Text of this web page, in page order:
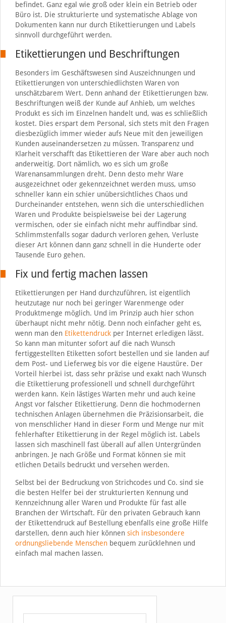
befindet. Ganz egal wie groß oder klein ein Betrieb oder
Büro ist. Die strukturierte und systematische Ablage von
Dokumenten kann nur durch Etikettierungen und Labels
sinnvoll durchgeführt werden.
Etikettierungen und Beschriftungen
Besonders im Geschäftswesen sind Auszeichnungen und
Etikettierungen von unterschiedlichsten Waren von
unschätzbarem Wert. Denn anhand der Etikettierungen bzw.
Beschriftungen weiß der Kunde auf Anhieb, um welches
Produkt es sich im Einzelnen handelt und, was es schließlich
kostet. Dies erspart dem Personal, sich stets mit den Fragen
diesbezüglich immer wieder aufs Neue mit den jeweiligen
Kunden auseinandersetzen zu müssen. Transparenz und
Klarheit verschafft das Etikettieren der Ware aber auch noch
anderweitig. Dort nämlich, wo es sich um große
Warenansammlungen dreht. Denn desto mehr Ware
ausgezeichnet oder gekennzeichnet werden muss, umso
schneller kann ein schier unübersichtliches Chaos und
Durcheinander entstehen, wenn sich die unterschiedlichen
Waren und Produkte beispielsweise bei der Lagerung
vermischen, oder sie einfach nicht mehr auffindbar sind.
Schlimmstenfalls sogar dadurch verloren gehen, Verluste
dieser Art können dann ganz schnell in die Hunderte oder
Tausende Euro gehen.
Fix und fertig machen lassen
Etikettierungen per Hand durchzuführen, ist eigentlich
heutzutage nur noch bei geringer Warenmenge oder
Produktmenge möglich. Und im Prinzip auch hier schon
überhaupt nicht mehr nötig. Denn noch einfacher geht es,
wenn man den Etikettendruckper Internet erledigen lässt.
So kann man mitunter sofort auf die nach Wunsch
fertiggestellten Etiketten sofort bestellen und sie landen auf
dem Post- und Lieferweg bis vor die eigene Haustüre. Der
Vorteil hierbei ist, dass sehr präzise und exakt nach Wunsch
die Etikettierung professionell und schnell durchgeführt
werden kann. Kein lästiges Warten mehr und auch keine
Angst vor falscher Etikettierung. Denn die hochmodernen
technischen Anlagen übernehmen die Präzisionsarbeit, die
von menschlicher Hand in dieser Form und Menge nur mit
fehlerhafter Etikettierung in der Regel möglich ist. Labels
lassen sich maschinell fast überall auf allen Untergründen
anbringen. Je nach Größe und Format können sie mit
etlichen Details bedruckt und versehen werden.
Selbst bei der Bedruckung von Strichcodes und Co. sind sie
die besten Helfer bei der strukturierten Kennung und
Kennzeichnung aller Waren und Produkte für fast alle
Branchen der Wirtschaft. Für den privaten Gebrauch kann
der Etikettendruck auf Bestellung ebenfalls eine große Hilfe
darstellen, denn auch hier können sich insbesondere
ordnungsliebende Menschenbequem zurücklehnen und
einfach mal machen lassen.